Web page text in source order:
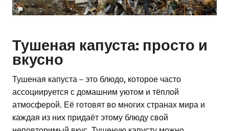
Тушеная капуста: просто и
вкусно
Тушеная капуста – это блюдо, которое часто
ассоциируется с домашним уютом и тёплой
атмосферой. Её готовят во многих странах мира и
каждая из них придаёт этому блюду свой